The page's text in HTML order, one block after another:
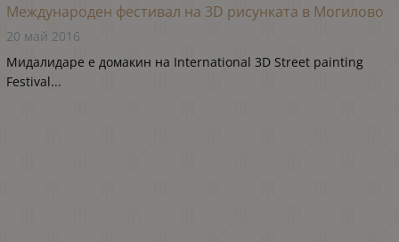
Международен фестивал на 3D рисунката в Могилово
20 май 2016
Мидалидаре е домакин на International 3D Street painting
Festival...